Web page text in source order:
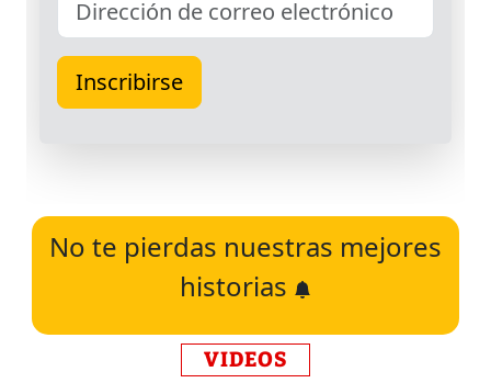
No te pierdas nuestras mejores
historias
VIDEOS